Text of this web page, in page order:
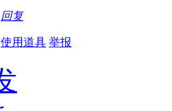
回复
使用道具 举报